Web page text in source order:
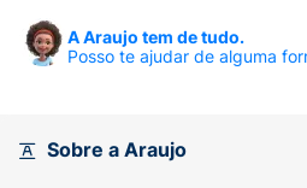
A Araujo tem de tudo.
Posso te ajudar de alguma
Sobre a Araujo